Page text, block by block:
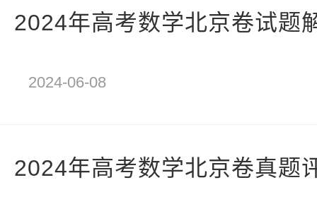
2024年高考数学北京卷试题
2024-06-08
2024年高考数学北京卷真题